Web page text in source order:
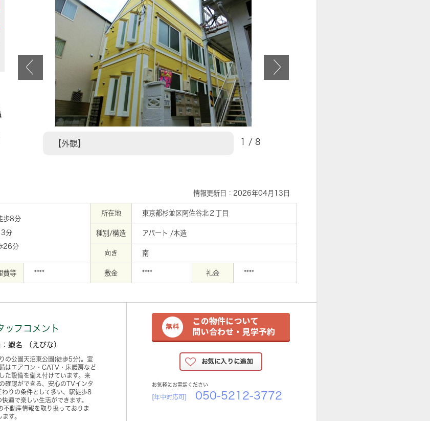
【外観】 1 / 8
情報更新日：2026年04月13日
歩8分
分
26分
所在地 東京都杉並区阿佐谷北２丁目
種別/構造 アパート /木造
向き 南
費等 **** 敷金 **** 礼金 ****
ッフコメント
蝦名 （えびな）
の公園天沼東公園(徒歩5分)。室
はエアコン・CATV・床暖房など
た設備を備え付けています。来
確認ができる、安心のTVインタ
わりの条件として多い、駅徒歩8
快適で楽しい生活ができます。
不動産情報を取り扱っておりま
す。
お気軽にお電話ください
[年中対応可] 050-5212-3772